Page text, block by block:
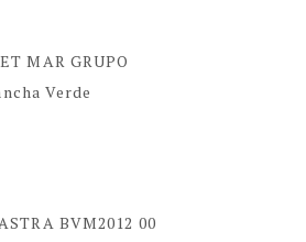
MAR GRUPO
Verde
BVM2012 00